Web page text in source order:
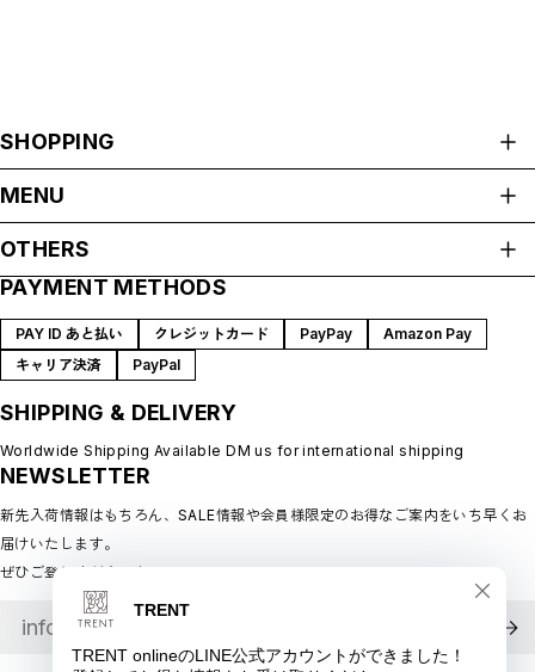
SHOPPING
MENU
SHOP GUIDE
BLOG
MEMBERSHIP
LOGIN
OTHERS
プライバシーポリシー
特定商取引法に基づく表記
会員規約
PAYMENT METHODS
PAY ID あと払い クレジットカード PayPay
Amazon Pay
キャリア決済
PayPal
SHIPPING & DELIVERY
Worldwide Shipping Available DM us for international shipping
NEWSLETTER
新先入荷情報はもちろん、SALE情報や会員様限定のお得なご案内をいち早くお
届けいたします。
ぜひご登録ください♪